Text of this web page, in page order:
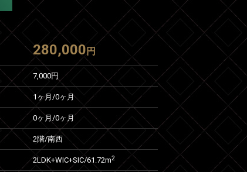
280,000 円
7,000円
1ヶ月 /0ヶ月
0ヶ月 /0ヶ月
2階/南西
2LDK+WIC+SIC/61.72m2